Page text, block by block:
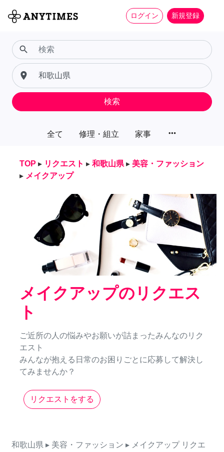
ログイン 新規登録
全て 修理・組立 家事 more_horiz
search
place
検索
TOP ▸ リクエスト ▸ 和歌山県 ▸ 美容・ファッション
▸ メイクアップ
メイクアップのリクエス
ト
ご近所の人の悩みやお願いが詰まったみんなのリク
エスト
みんなが抱える日常のお困りごとに応募して解決し
てみませんか？
リクエストをする
和歌山県 ▸ 美容・ファッション ▸ メイクアップ リクエ